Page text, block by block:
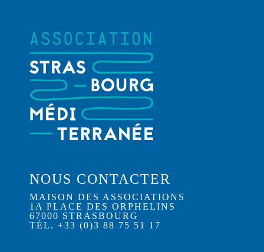
NOUS CONTACTER
MAISON DES ASSOCIATIONS
1A PLACE DES ORPHELINS
67000 STRASBOURG
TÉL. +33 (0)3 88 75 51 17